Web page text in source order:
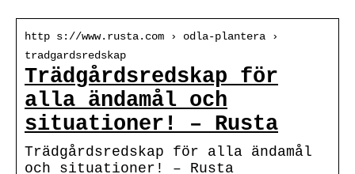
http s://www.rusta.com › odla-plantera ›
tradgardsredskap
Trädgårdsredskap för
alla ändamål och
situationer! – Rusta
Trädgårdsredskap för alla ändamål
och situationer! – Rusta